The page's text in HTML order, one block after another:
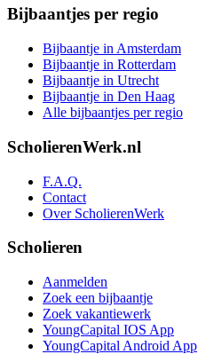
Bijbaantjes per regio
Bijbaantje in Amsterdam
Bijbaantje in Rotterdam
Bijbaantje in Utrecht
Bijbaantje in Den Haag
Alle bijbaantjes per regio
ScholierenWerk.nl
F.A.Q.
Contact
Over ScholierenWerk
Scholieren
Aanmelden
Zoek een bijbaantje
Zoek vakantiewerk
YoungCapital IOS App
YoungCapital Android App